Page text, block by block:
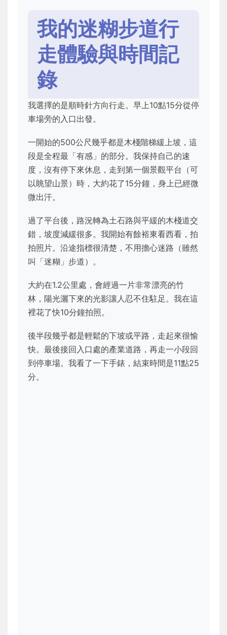
我的迷糊步道行
走體驗與時間記
錄
我選擇的是順時針方向行走。早上10點15分從停
車場旁的入口出發。
一開始的500公尺幾乎都是木棧階梯緩上坡，這
段是全程最「有感」的部分。我保持自己的速
度，沒有停下來休息，走到第一個景觀平台（可
以眺望山景）時，大約花了15分鐘，身上已經微
微出汗。
過了平台後，路況轉為土石路與平緩的木棧道交
錯，坡度減緩很多。我開始有餘裕東看西看，拍
拍照片。沿途指標很清楚，不用擔心迷路（雖然
叫「迷糊」步道）。
大約在1.2公里處，會經過一片非常漂亮的竹
林，陽光灑下來的光影讓人忍不住駐足。我在這
裡花了快10分鐘拍照。
後半段幾乎都是輕鬆的下坡或平路，走起來很愉
快。最後接回入口處的產業道路，再走一小段回
到停車場。我看了一下手錶，結束時間是11點25
分。